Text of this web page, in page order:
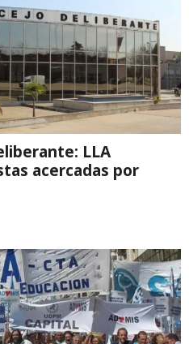
LLA
acercadas por